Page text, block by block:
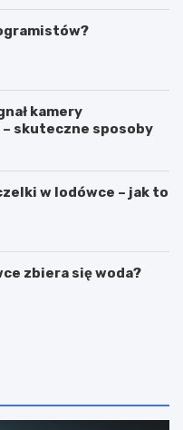
kamery
skuteczne sposoby
w lodówce – jak to
zbiera się woda?